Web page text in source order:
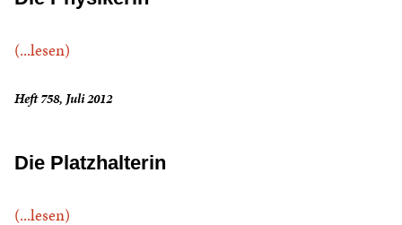
(...lesen)
Heft 758, Juli 2012
Die Platzhalterin
(...lesen)